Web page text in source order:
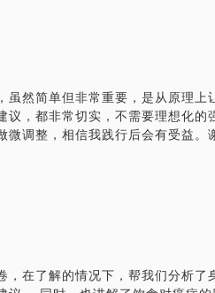
虽然简单但非常重要，是从原理上
议，都非常切实，不需要理想化的
调整，相信我践行后会有受益。
，在了解的情况下，帮我们分析了